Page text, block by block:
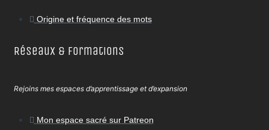
Origine et fréquence des mots
Réseaux & Formations
Rejoins mes espaces d’apprentissage et d’expansion
Mon espace sacré sur Patreon